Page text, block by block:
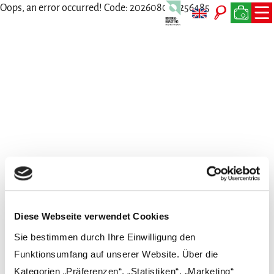
Diese Webseite verwendet Cookies
Sie bestimmen durch Ihre Einwilligung den
Funktionsumfang auf unserer Website. Über die
Kategorien „Präferenzen“, „Statistiken“, „Marketing“
Oops, an error occurred! Code: 202608090256485f5fd001